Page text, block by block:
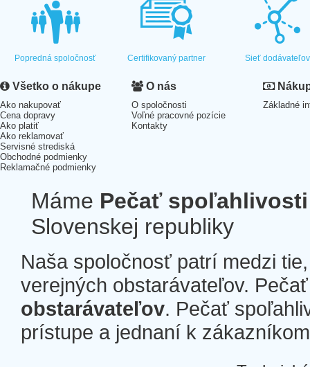
Popredná spoločnosť Certifikovaný partner Sieť dodávateľov
Všetko o nákupe
Ako nakupovať
Cena dopravy
Ako platiť
Ako reklamovať
Servisné strediská
Obchodné podmienky
Reklamačné podmienky
O nás
O spoločnosti
Voľné pracovné pozície
Kontakty
Základné
Máme Pečať spoľahlivosti
Slovenskej republiky
Naša spoločnosť patrí medzi
verejných obstarávateľov.
obstarávateľov. Pečať
prístupe a jednaní k